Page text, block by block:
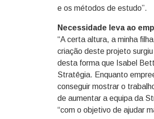
e os métodos de estudo”.
Necessidade leva ao
“A certa altura, a minha
criação deste projeto
desta forma que Isabel
Stratēgia. Enquanto
conseguir mostrar o
de aumentar a equipa da
“com o objetivo de ajudar